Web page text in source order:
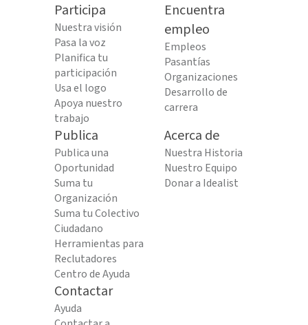
Participa
Nuestra visión
Pasa la voz
Planifica tu
participación
Usa el logo
Apoya nuestro
trabajo
Encuentra
empleo
Empleos
Pasantías
Organizaciones
Desarrollo de
carrera
Publica
Publica una
Oportunidad
Suma tu
Organización
Suma tu Colectivo
Ciudadano
Herramientas para
Reclutadores
Centro de Ayuda
Acerca de
Nuestra Historia
Nuestro Equipo
Donar a Idealist
Contactar
Ayuda